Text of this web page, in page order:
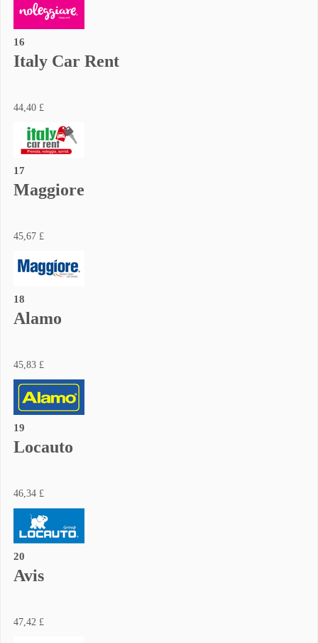
16
Italy Car Rent
44,40 £
17
Maggiore
45,67 £
18
Alamo
45,83 £
19
Locauto
46,34 £
20
Avis
47,42 £